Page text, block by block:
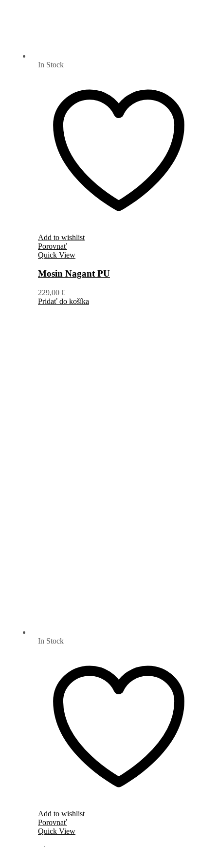
In Stock
Add to wishlist
Porovnať
Quick View
Mosin Nagant PU
229,00 €
Pridať do košíka
In Stock
Add to wishlist
Porovnať
Quick View